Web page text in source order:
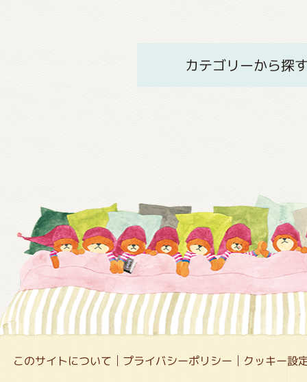
カテゴリーから探
このサイトについて プライバシーポリシー クッキー設